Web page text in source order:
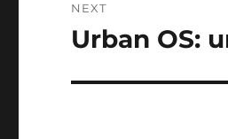
NEXT
Next
Urban OS: